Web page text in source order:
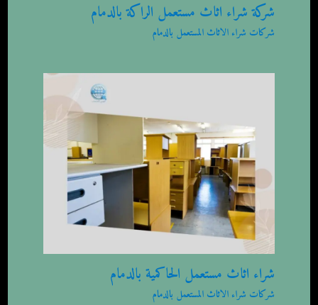
شركة شراء اثاث مستعمل الراكة بالدمام
شركات شراء الاثاث المستعمل بالدمام
شراء اثاث مستعمل الحاكمية بالدمام
شركات شراء الاثاث المستعمل بالدمام